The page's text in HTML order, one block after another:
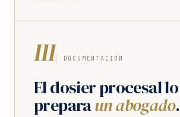
III DOCUMENTACIÓN
El dosier procesal lo
preparaun abogado.